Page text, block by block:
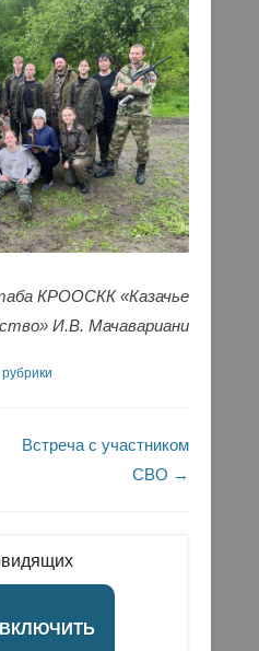
КРООСКК «Казачье
И.В. Мачавариани
Встреча с участником
СВО →
ВКЛЮЧИТЬ